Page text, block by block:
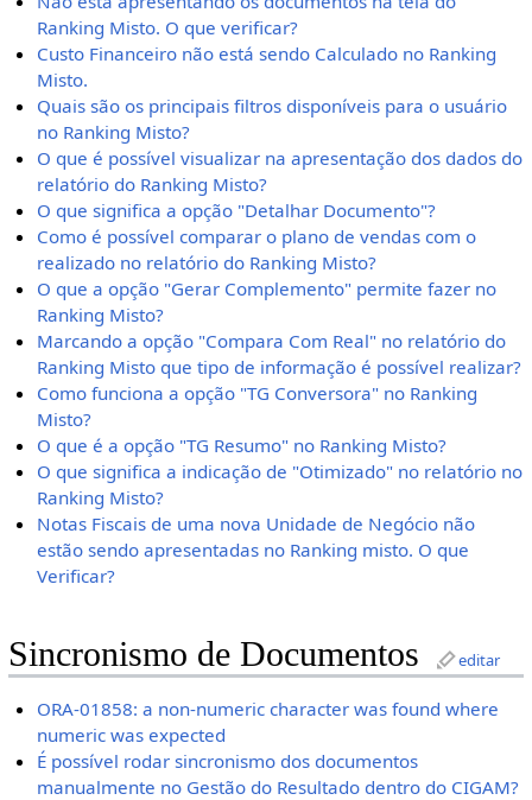
Ranking Misto. O que verificar?
Custo Financeiro não está sendo Calculado no Ranking
Misto.
Quais são os principais filtros disponíveis para o usuário
no Ranking Misto?
O que é possível visualizar na apresentação dos dados do
relatório do Ranking Misto?
O que significa a opção "Detalhar Documento"?
Como é possível comparar o plano de vendas com o
realizado no relatório do Ranking Misto?
O que a opção "Gerar Complemento" permite fazer no
Ranking Misto?
Marcando a opção "Compara Com Real" no relatório do
Ranking Misto que tipo de informação é possível realizar?
Como funciona a opção "TG Conversora" no Ranking
Misto?
O que é a opção "TG Resumo" no Ranking Misto?
O que significa a indicação de "Otimizado" no relatório no
Ranking Misto?
Notas Fiscais de uma nova Unidade de Negócio não
estão sendo apresentadas no Ranking misto. O que
Verificar?
Sincronismo de Documentos editar
ORA-01858: a non-numeric character was found where
numeric was expected
É possível rodar sincronismo dos documentos
manualmente no Gestão do Resultado dentro do CIGAM?